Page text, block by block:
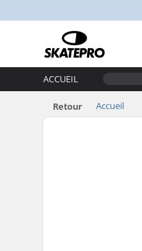
ACCUEIL
Retour Accueil